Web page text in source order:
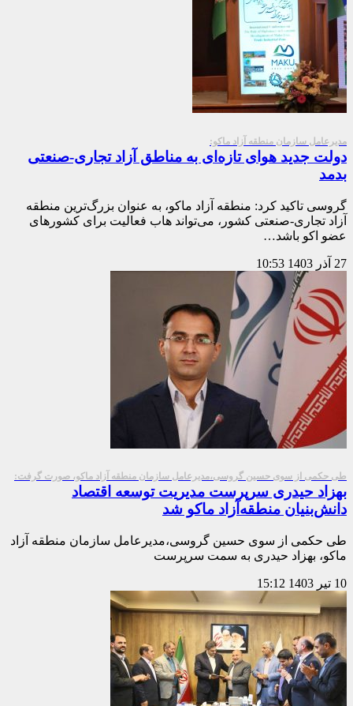
مدیرعامل سازمان منطقه آزاد ماکو:
دولت جدید هوای تازه‌ای به مناطق آزاد تجاری-صنعتی
بدمد
گروسی تاکید کرد: منطقه آزاد ماکو، به عنوان بزرگ‌ترین منطقه
آزاد تجاری-صنعتی کشور، می‌تواند هاب فعالیت برای کشورهای
عضو اکو باشد…
27 آذر 1403 10:53
طی حکمی از سوی حسین گروسی،مدیرعامل سازمان منطقه آزاد ماکو، صورت گرفت:
بهزاد حیدری سرپرست مدیریت توسعه اقتصاد
دانش‌بنیان منطقه‌آزاد ماکو شد
طی حکمی از سوی حسین گروسی،مدیرعامل سازمان منطقه آزاد
ماکو، بهزاد حیدری به سمت سرپرست
10 تیر 1403 15:12